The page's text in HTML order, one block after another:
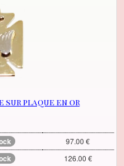
sur plaque en or
97.00 €
126.00 €